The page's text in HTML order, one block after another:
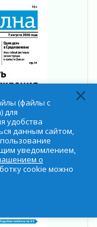
цели
«Белый
(файлы с
для
удобства
данным сайтом,
уведомлением,
о
cookie можно